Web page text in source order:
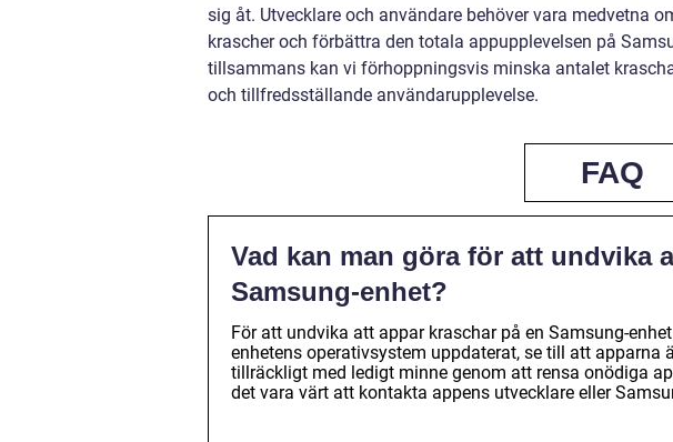
sig åt. Utvecklare och användare behöver vara medvetna
krascher och förbättra den totala appupplevelsen på
tillsammans kan vi förhoppningsvis minska antalet
och tillfredsställande användarupplevelse.
FAQ
Vad kan man göra för att undvika
Samsung-enhet?
För att undvika att appar kraschar på en Samsung-
enhetens operativsystem uppdaterat, se till att apparna
tillräckligt med ledigt minne genom att rensa onödiga
det vara värt att kontakta appens utvecklare eller